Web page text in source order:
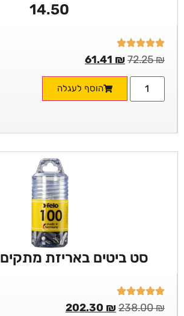
14.50
72.25₪
61.41 ₪
הוסף לעגלה
סט ביטים באריזת מתקים 100 יח'
238.00₪
202.30 ₪